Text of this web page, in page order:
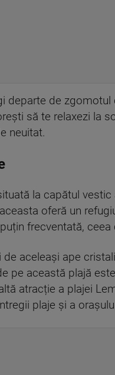
departe de
să te relaxezi la
neuitat.
la capătul
oferă un
frecventată,
aceleași ape
pe această plajă
atracție a plajei
plaje și a